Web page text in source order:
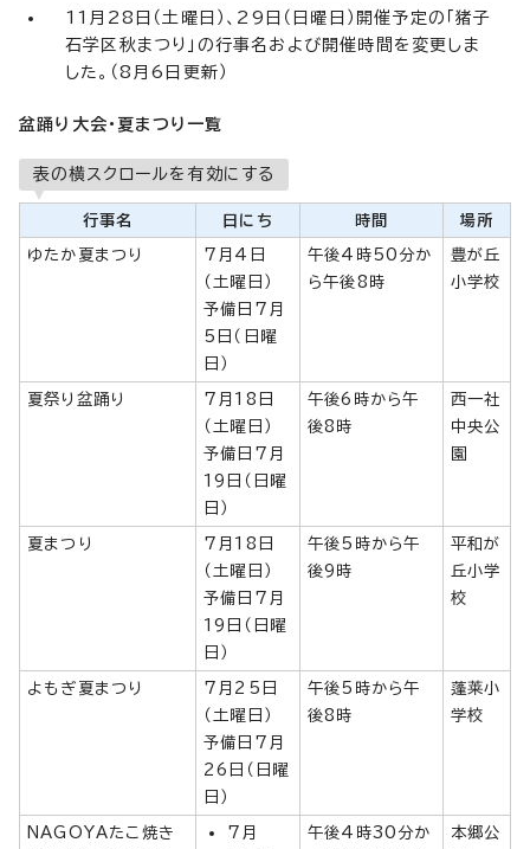
11月28日（土曜日）、29日（日曜日）開催予定の「猪子
石学区秋まつり」の行事名および開催時間を変更しま
した。（8月6日更新）
盆踊り大会・夏まつり一覧
表の横スクロールを有効にする
行事名 日にち 時間 場所
ゆたか夏まつり
7月4日
（土曜日）
予備日7月
5日（日曜
日）
午後4時50分か
ら午後8時
豊が丘
小学校
夏祭り盆踊り
7月18日
（土曜日）
予備日7月
19日（日曜
日）
午後6時から午
後8時
西一社
中央公
園
夏まつり
7月18日
（土曜日）
予備日7月
19日（日曜
日）
午後5時から午
後9時
平和が
丘小学
校
よもぎ夏まつり
7月25日
（土曜日）
予備日7月
26日（日曜
日）
午後5時から午
後8時
蓬莱小
学校
NAGOYAたこ焼き
7月
午後4時30分か
本郷公